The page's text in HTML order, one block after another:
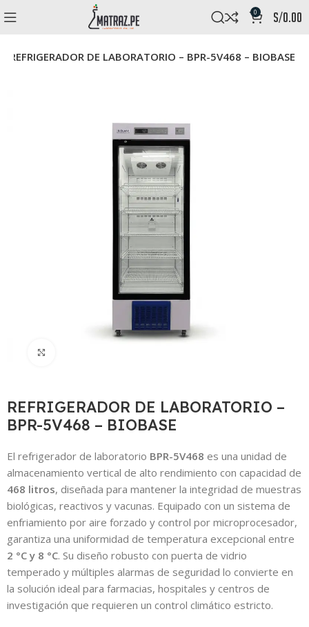
0 s/0.00
REFRIGERADOR DE LABORATORIO – BPR-5V468 – BIOBASE
REFRIGERADOR DE LABORATORIO –
BPR-5V468 – BIOBASE
El refrigerador de laboratorio BPR-5V468 es una unidad de
almacenamiento vertical de alto rendimiento con capacidad de
468 litros, diseñada para mantener la integridad de muestras
biológicas, reactivos y vacunas. Equipado con un sistema de
enfriamiento por aire forzado y control por microprocesador,
garantiza una uniformidad de temperatura excepcional entre
2 °C y 8 °C. Su diseño robusto con puerta de vidrio
temperado y múltiples alarmas de seguridad lo convierte en
la solución ideal para farmacias, hospitales y centros de
investigación que requieren un control climático estricto.